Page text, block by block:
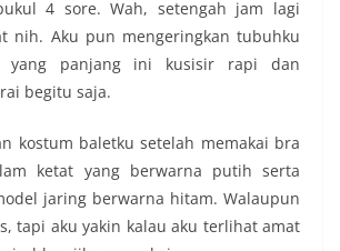
4 sore. Wah, setengah jam lagi
nih. Aku pun mengeringkan tubuhku
yang panjang ini kusisir rapi dan
begitu saja.
kostum baletku setelah memakai bra
ketat yang berwarna putih serta
jaring berwarna hitam. Walaupun
tapi aku yakin kalau aku terlihat amat